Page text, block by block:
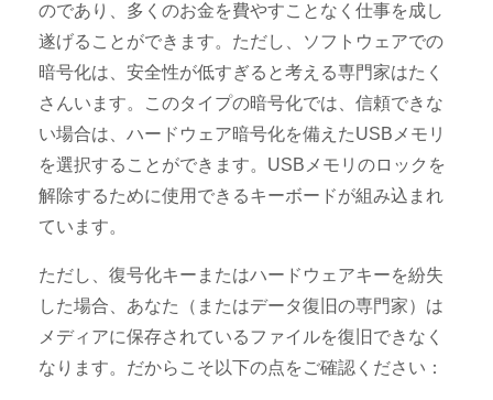
のであり、多くのお金を費やすことなく仕事を成し
遂げることができます。ただし、ソフトウェアでの
暗号化は、安全性が低すぎると考える専門家はたく
さんいます。このタイプの暗号化では、信頼できな
い場合は、ハードウェア暗号化を備えたUSBメモリ
を選択することができます。USBメモリのロックを
解除するために使用できるキーボードが組み込まれ
ています。
ただし、復号化キーまたはハードウェアキーを紛失
した場合、あなた（またはデータ復旧の専門家）は
メディアに保存されているファイルを復旧できなく
なります。だからこそ以下の点をご確認ください：